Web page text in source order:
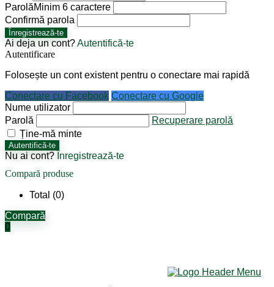
ParolăMinim 6 caractere
Confirmă parola
Înregistrează-te
Ai deja un cont?Autentifică-te
Autentificare
Folosește un cont existent pentru o conectare mai rapidă
Conectare cu Facebook Conectare cu Google
Nume utilizator
Parolă
Recuperare parolă
Ține-mă minte
Autentifică-te
Nu ai cont? Înregistrează-te
Compară produse
Total (0)
Compară
0